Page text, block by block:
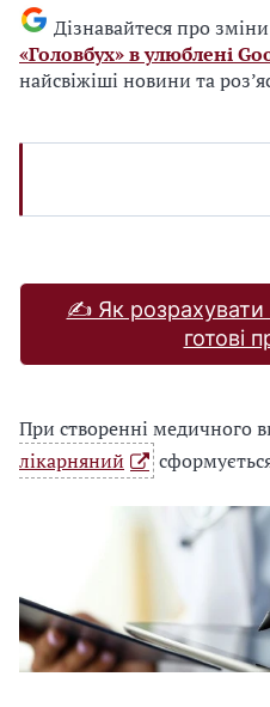
Дізнавайтеся про
«Головбух» в улюблені
найсвіжіші новини та
✍ Як розрахувати
готові
При створенні медичного
лікарняний